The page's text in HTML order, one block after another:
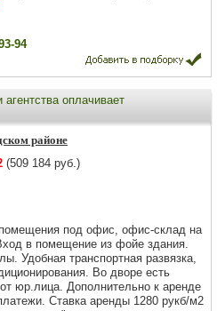
94
агентства оплачивает
районе
(509 184 руб.)
под офис, офис-склад на
в помещение из фойе здания.
Удобная транспортная развязка,
Во дворе есть
юр.лица. Дополнительно к аренде
Ставка аренды 1280 рукб/м2